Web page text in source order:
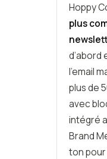
Hoppy
plus
l’email
plus de
avec
intégré
Brand
ton